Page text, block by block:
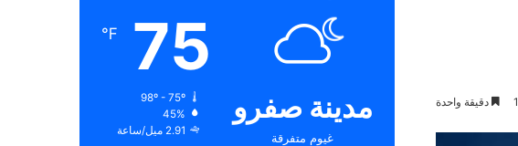
1 دقيقة واحدة مدينة صفرو
غيوم متفرقة
75
℉
98º - 75º
45%
2.91 ميل/ساعة